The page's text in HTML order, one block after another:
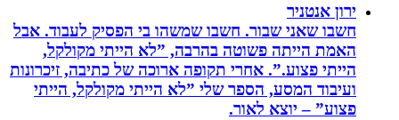
ירון אנטניר
חשבו שאני שבור. חשבו שמשהו בי הפסיק לעבוד. אבל
האמת הייתה פשוטה בהרבה, ”לא הייתי מקולקל,
הייתי פצוע.”. אחרי תקופה ארוכה של כתיבה, זיכרונות
ועיבוד המסע, הספר שלי ”לא הייתי מקולקל, הייתי
פצוע” – יוצא לאור.